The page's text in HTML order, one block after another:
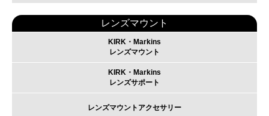
レンズマウント
KIRK・Markins
レンズマウント
KIRK・Markins
レンズサポート
レンズマウントアクセサリー